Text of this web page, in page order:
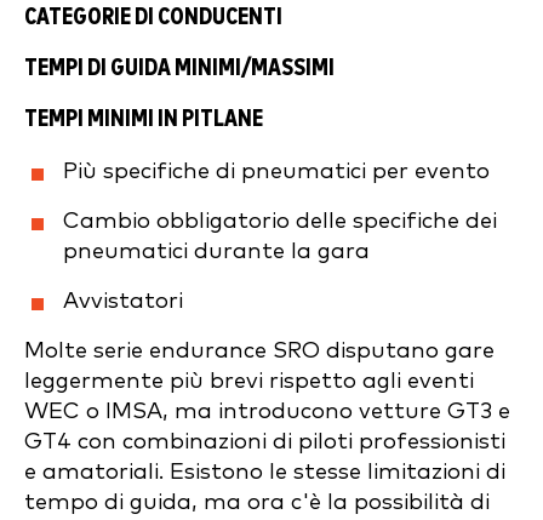
CATEGORIE DI CONDUCENTI
TEMPI DI GUIDA MINIMI/MASSIMI
TEMPI MINIMI IN PITLANE
Più specifiche di pneumatici per evento
Cambio obbligatorio delle specifiche dei
pneumatici durante la gara
Avvistatori
Molte serie endurance SRO disputano gare
leggermente più brevi rispetto agli eventi
WEC o IMSA, ma introducono vetture GT3 e
GT4 con combinazioni di piloti professionisti
e amatoriali. Esistono le stesse limitazioni di
tempo di guida, ma ora c'è la possibilità di